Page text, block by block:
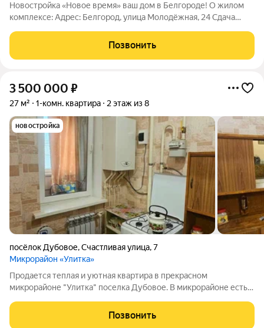
Новостройка «Новое время» ваш дом в Белгороде! О жилом
комплексе: Адрес: Белгород, улица Молодёжная, 24 Сдача
скрытой комиссии. Тип дома: современный монолитно-
кирпичный. Статус: новый дом
Позвонить
3 500 000 ₽
27 м² 1-комн. квартира 2 этаж из 8
новостройка
посёлок Дубовое,Счастливая улица,7
Микрорайон «Улитка»
Продается теплая и уютная квартира в прекрасном
микрорайоне "Улитка" поселка Дубовое. В микрорайоне есть
лучших школ в Белгородском районе, множество магазинов,
детские и спортивные площадки,
Позвонить